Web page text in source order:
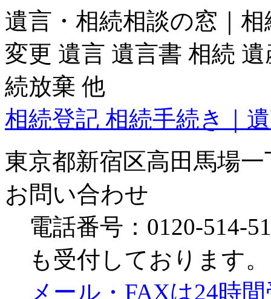
遺言・相続相談の窓｜
変更 遺言 遺言書 相続
続放棄 他
相続登記 相続手続き｜
東京都新宿区高田馬場
お問い合わせ
電話番号：0120-514-
も受付しております。
メール・FAXは24時